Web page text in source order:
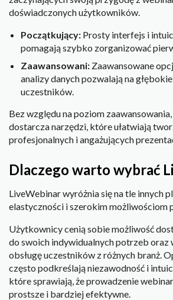
doświadczonych użytkowników.
Początkujący: Prosty interfejs i
pomagają szybko zorganizować
Zaawansowani: Zaawansowane
analizy danych pozwalają na
uczestników.
Bez względu na poziom
dostarcza narzędzi, które ułatwiają
profesjonalnych i angażujących
Dlaczego warto wybrać
LiveWebinar wyróżnia się na tle innych
elastyczności i szerokim możliwościom
Użytkownicy cenią sobie możliwość
do swoich indywidualnych potrzeb oraz
obsługę uczestników z różnych branż.
często podkreślają niezawodność i
które sprawiają, że prowadzenie
prostsze i bardziej efektywne.